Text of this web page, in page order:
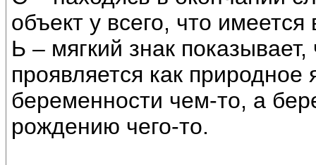
объект у всего, что имеется
Ь – мягкий знак
проявляется как природное
беременности чем-то, а
рождению чего-то.